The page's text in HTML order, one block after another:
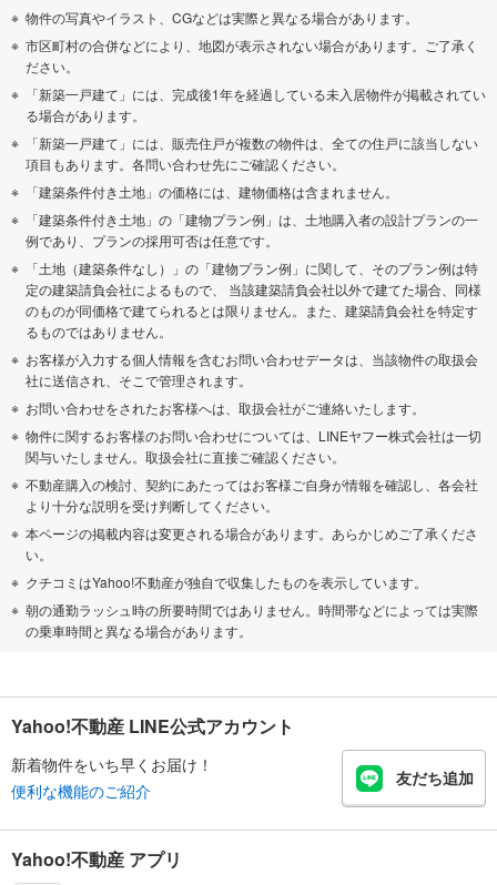
物件の写真やイラスト、CGなどは実際と異なる場合があります。
市区町村の合併などにより、地図が表示されない場合があります。ご了承く
ださい。
「新築一戸建て」には、完成後1年を経過している未入居物件が掲載されてい
る場合があります。
「新築一戸建て」には、販売住戸が複数の物件は、全ての住戸に該当しない
項目もあります。各問い合わせ先にご確認ください。
「建築条件付き土地」の価格には、建物価格は含まれません。
「建築条件付き土地」の「建物プラン例」は、土地購入者の設計プランの一
例であり、プランの採用可否は任意です。
「土地（建築条件なし）」の「建物プラン例」に関して、そのプラン例は特
定の建築請負会社によるもので、 当該建築請負会社以外で建てた場合、同様
のものが同価格で建てられるとは限りません。また、建築請負会社を特定す
るものではありません。
お客様が入力する個人情報を含むお問い合わせデータは、当該物件の取扱会
社に送信され、そこで管理されます。
お問い合わせをされたお客様へは、取扱会社がご連絡いたします。
物件に関するお客様のお問い合わせについては、LINEヤフー株式会社は一切
関与いたしません。取扱会社に直接ご確認ください。
不動産購入の検討、契約にあたってはお客様ご自身が情報を確認し、各会社
より十分な説明を受け判断してください。
本ページの掲載内容は変更される場合があります。あらかじめご了承くださ
い。
クチコミはYahoo!不動産が独自で収集したものを表示しています。
朝の通勤ラッシュ時の所要時間ではありません。時間帯などによっては実際
の乗車時間と異なる場合があります。
Yahoo!不動産 LINE公式アカウント
新着物件をいち早くお届け！
便利な機能のご紹介
友だち追加
Yahoo!不動産 アプリ